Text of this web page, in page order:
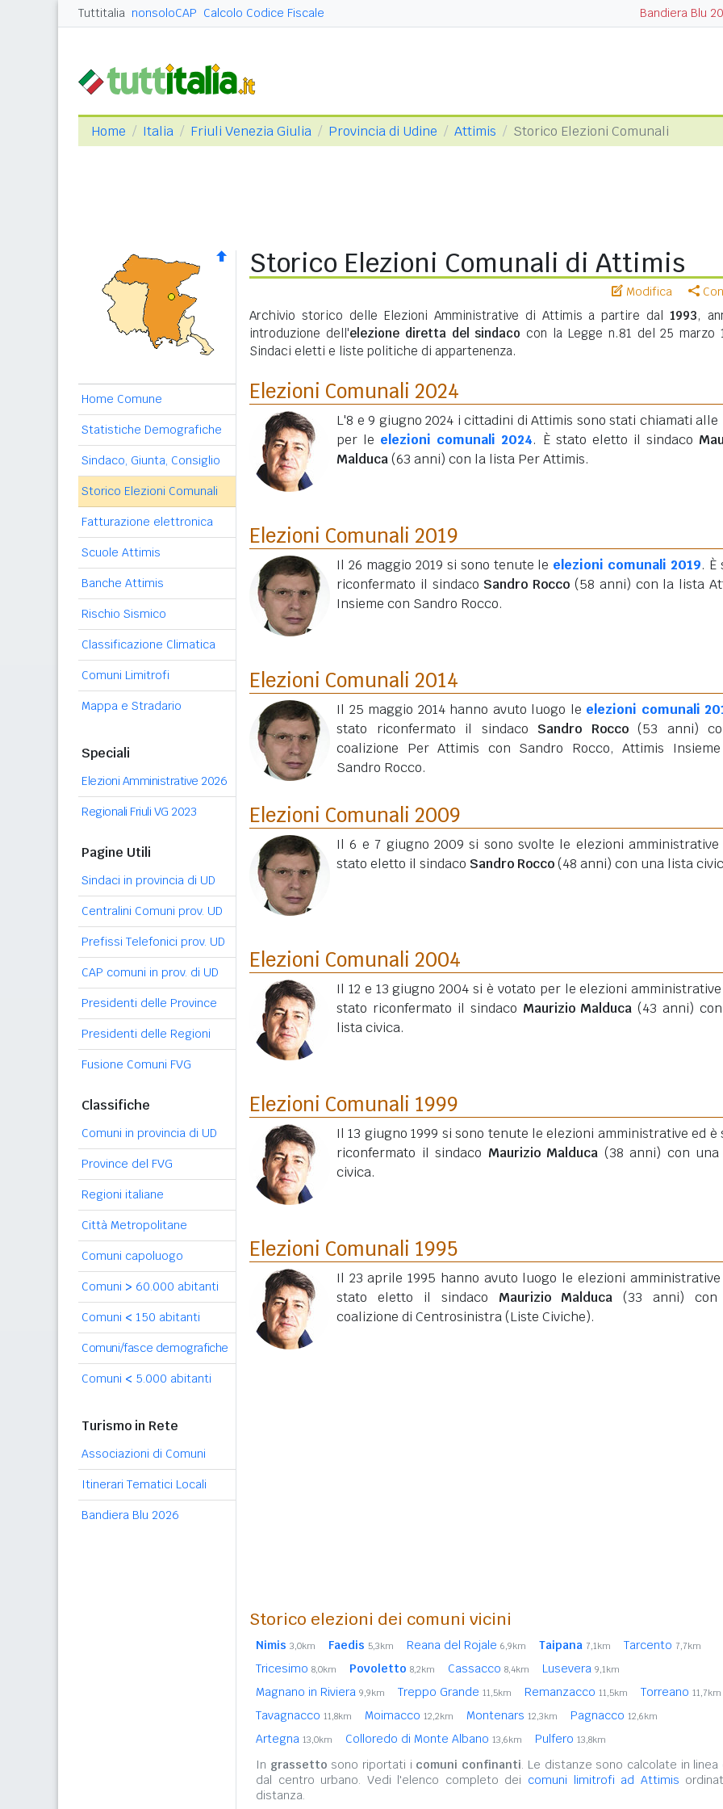
Tuttitalia nonsoloCAP Calcolo Codice Fiscale Bandiera Blu
Home Italia Friuli Venezia Giulia Provincia di Udine Attimis Storico Elezioni Comunali
Home Comune
Statistiche Demografiche
Sindaco, Giunta, Consiglio
Storico Elezioni Comunali
Fatturazione elettronica
Scuole Attimis
Banche Attimis
Rischio Sismico
Classificazione Climatica
Comuni Limitrofi
Mappa e Stradario
Speciali
Elezioni Amministrative 2026
Regionali Friuli VG 2023
Pagine Utili
Sindaci in provincia di UD
Centralini Comuni prov. UD
Prefissi Telefonici prov. UD
CAP comuni in prov. di UD
Presidenti delle Province
Presidenti delle Regioni
Fusione Comuni FVG
Classifiche
Comuni in provincia di UD
Province del FVG
Regioni italiane
Città Metropolitane
Comuni capoluogo
Comuni > 60.000 abitanti
Comuni < 150 abitanti
Comuni/fasce demografiche
Comuni < 5.000 abitanti
Turismo in Rete
Associazioni di Comuni
Itinerari Tematici Locali
Bandiera Blu 2026
Storico Elezioni Comunali di Attimis
Modifica
Archivio storico delle Elezioni Amministrative di Attimis a partire dal1993,
introduzione dell'elezione diretta del sindaco con la Legge n.81 del 25 marzo
Sindaci eletti e liste politiche di appartenenza.
Elezioni Comunali 2024
L'8 e 9 giugno 2024 i cittadini di Attimis sono stati chiamati alle
per le elezioni comunali 2024. È stato eletto il sindaco
Malduca(63 anni) con la lista Per Attimis.
Elezioni Comunali 2019
Il 26 maggio 2019 si sono tenute le elezioni comunali 2019. È
riconfermato il sindaco Sandro Rocco (58 anni) con la lista
Insieme con Sandro Rocco.
Elezioni Comunali 2014
Il 25 maggio 2014 hanno avuto luogo le elezioni comunali
stato riconfermato il sindaco Sandro Rocco (53 anni)
coalizione Per Attimis con Sandro Rocco, Attimis
Sandro Rocco.
Elezioni Comunali 2009
Il 6 e 7 giugno 2009 si sono svolte le elezioni amministrative
stato eletto il sindaco Sandro Rocco(48 anni) con una lista
Elezioni Comunali 2004
Il 12 e 13 giugno 2004 si è votato per le elezioni
stato riconfermato il sindaco Maurizio Malduca (43 anni)
lista civica.
Elezioni Comunali 1999
Il 13 giugno 1999 si sono tenute le elezioni amministrative ed è
riconfermato il sindaco Maurizio Malduca (38 anni) con
civica.
Elezioni Comunali 1995
Il 23 aprile 1995 hanno avuto luogo le elezioni amministrative
stato eletto il sindaco Maurizio Malduca (33 anni) con
coalizione di Centrosinistra (Liste Civiche).
Storico elezioni dei comuni vicini
Nimis 3,0km Faedis 5,3km Reana del Rojale 6,9km Taipana 7,1km Tarcento 7,7km
Tricesimo 8,0km Povoletto 8,2km Cassacco 8,4km Lusevera 9,1km
Magnano in Riviera 9,9km Treppo Grande 11,5km Remanzacco 11,5km Torreano 11,7km
Tavagnacco 11,8km Moimacco 12,2km Montenars 12,3km Pagnacco 12,6km
Artegna 13,0km Colloredo di Monte Albano 13,6km Pulfero 13,8km
In grassetto sono riportati i comuni confinanti. Le distanze sono calcolate in linea
dal centro urbano. Vedi l'elenco completo dei comuni limitrofi ad Attimis
distanza.